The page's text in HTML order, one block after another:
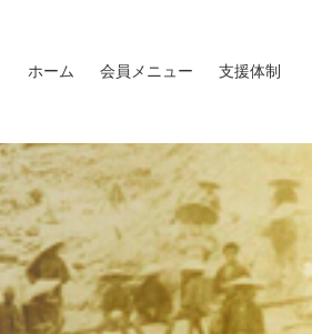
ホーム
会員メニュー
福島イノベ倶楽部ロゴマーク
福島イノベ倶楽部入会申込
支援体制